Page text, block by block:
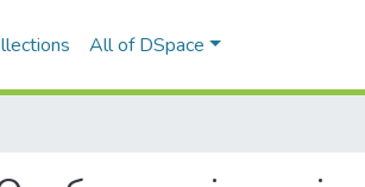
All of DSpace